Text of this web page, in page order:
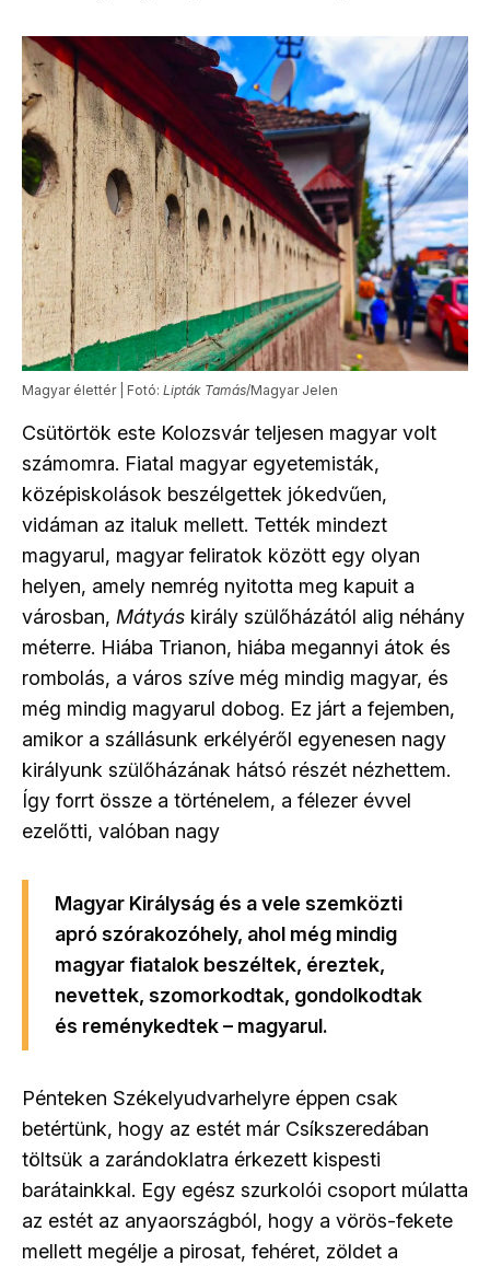
Magyar élettér | Fotó: Lipták Tamás/Magyar Jelen
Csütörtök este Kolozsvár teljesen magyar volt
számomra. Fiatal magyar egyetemisták,
középiskolások beszélgettek jókedvűen,
vidáman az italuk mellett. Tették mindezt
magyarul, magyar feliratok között egy olyan
helyen, amely nemrég nyitotta meg kapuit a
városban, Mátyás király szülőházától alig néhány
méterre. Hiába Trianon, hiába megannyi átok és
rombolás, a város szíve még mindig magyar, és
még mindig magyarul dobog. Ez járt a fejemben,
amikor a szállásunk erkélyéről egyenesen nagy
királyunk szülőházának hátsó részét nézhettem.
Így forrt össze a történelem, a félezer évvel
ezelőtti, valóban nagy
Magyar Királyság és avele szemközti
apró szórakozóhely, ahol még mindig
magyar fiatalok beszéltek, éreztek,
nevettek, szomorkodtak, gondolkodtak
és reménykedtek – magyarul.
Pénteken Székelyudvarhelyre éppen csak
betértünk, hogy az estét már Csíkszeredában
töltsük a zarándoklatra érkezett kispesti
barátainkkal. Egy egész szurkolói csoport múlatta
az estét az anyaországból, hogy a vörös-fekete
mellett megélje a pirosat, fehéret, zöldet a